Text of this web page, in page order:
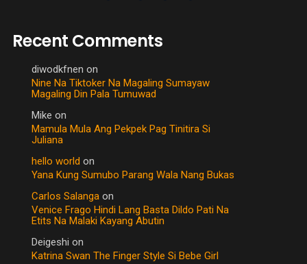
Recent Comments
diwodkfnen on
Nine Na Tiktoker Na Magaling Sumayaw
Magaling Din Pala Tumuwad
Mike on
Mamula Mula Ang Pekpek Pag Tinitira Si
Juliana
hello world on
Yana Kung Sumubo Parang Wala Nang Bukas
Carlos Salanga on
Venice Frago Hindi Lang Basta Dildo Pati Na
Etits Na Malaki Kayang Abutin
Deigeshi on
Katrina Swan The Finger Style Si Bebe Girl